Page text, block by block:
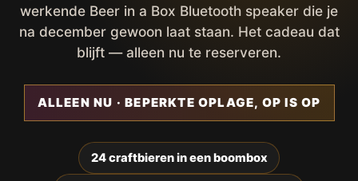
werkende Beer in a Box Bluetooth speaker die je
na december gewoon laat staan. Het cadeau dat
blijft — alleen nu te reserveren.
ALLEEN NU · BEPERKTE OPLAGE, OP IS OP
24 craftbieren in een boombox